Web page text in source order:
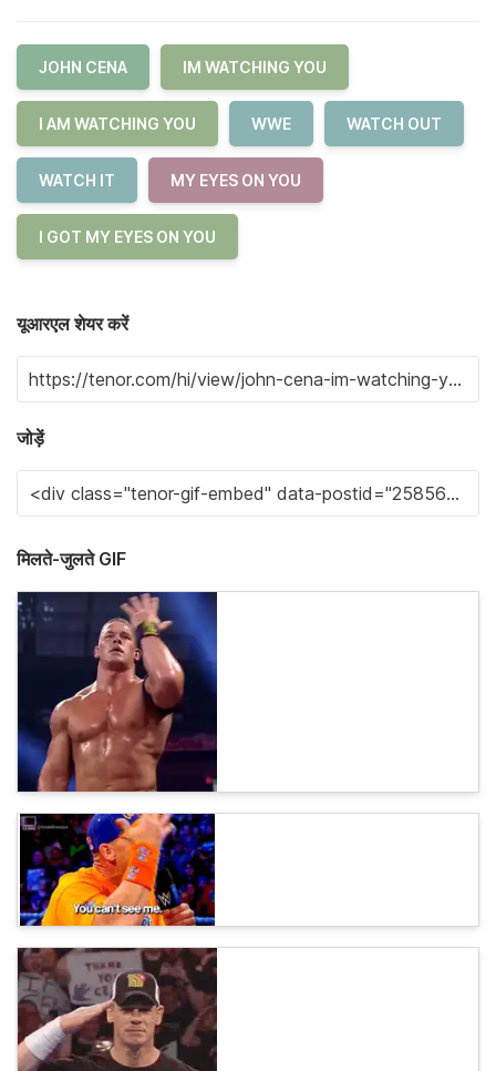
JOHN CENA IM WATCHING YOU
I AM WATCHING YOU WWE WATCH OUT
WATCH IT MY EYES ON YOU
I GOT MY EYES ON YOU
यूआरएल शेयर करें
जोड़ें
मिलते-जुलते GIF